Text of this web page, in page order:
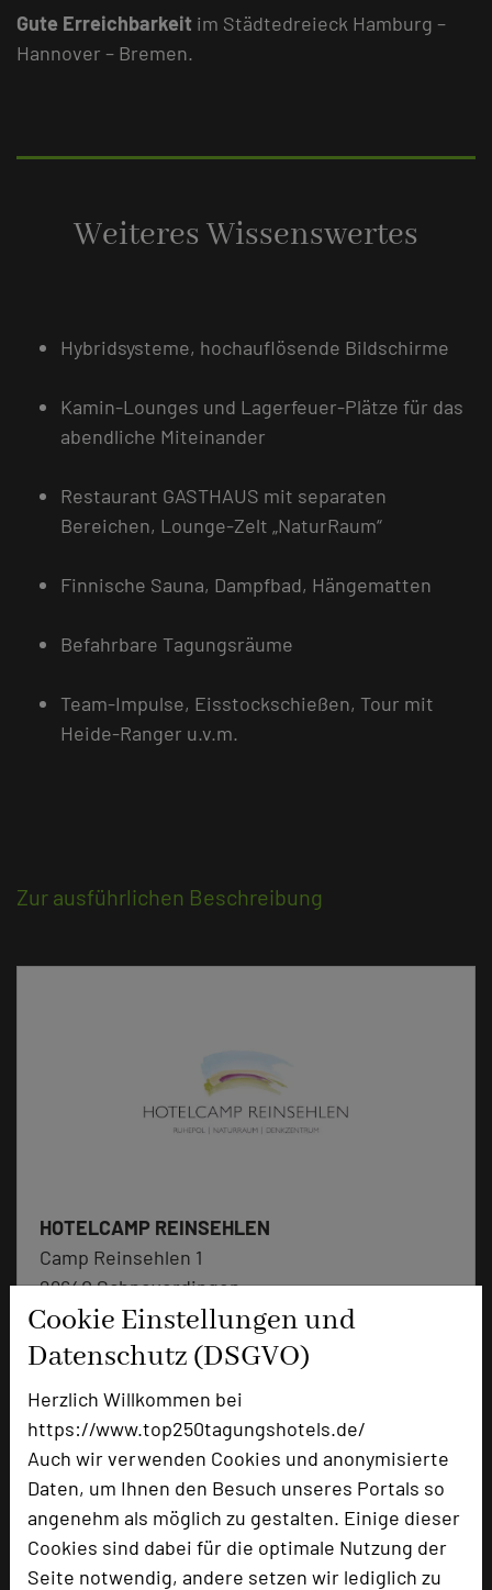
Cookie Einstellungen und
Datenschutz (DSGVO)
Herzlich Willkommen bei
https://www.top250tagungshotels.de/
Auch wir verwenden Cookies und anonymisierte
Daten, um Ihnen den Besuch unseres Portals so
angenehm als möglich zu gestalten. Einige dieser
Cookies sind dabei für die optimale Nutzung der
Seite notwendig, andere setzen wir lediglich zu
Gute Erreichbarkeit im Städtedreieck Hamburg –
Hannover – Bremen.
Weiteres Wissenswertes
Hybridsysteme, hochauflösende Bildschirme
Kamin-Lounges und Lagerfeuer-Plätze für das
abendliche Miteinander
Restaurant GASTHAUS mit separaten
Bereichen, Lounge-Zelt „NaturRaum“
Finnische Sauna, Dampfbad, Hängematten
Befahrbare Tagungsräume
Team-Impulse, Eisstockschießen, Tour mit
Heide-Ranger u.v.m.
Zur ausführlichen Beschreibung
HOTELCAMP REINSEHLEN
Camp Reinsehlen 1
29640 Schneverdingen
phone +49 5198 983-0
language Homepage
zur Tagungsanfrage hinzufügen add_circle
Bewertung